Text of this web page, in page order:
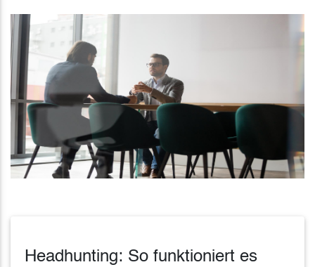
Headhunting: So funktioniert es